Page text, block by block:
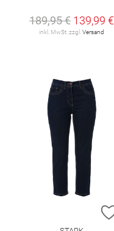
189,95 € 139,99 €
inkl. MwSt. zzgl.Versand